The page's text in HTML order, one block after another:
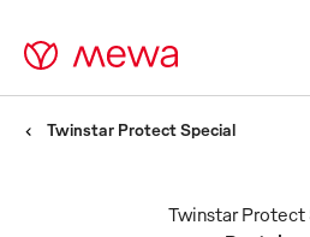
Twinstar Protect Special
Twinstar Protect